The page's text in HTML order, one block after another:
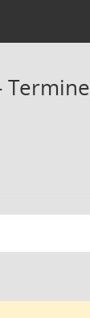
Termine